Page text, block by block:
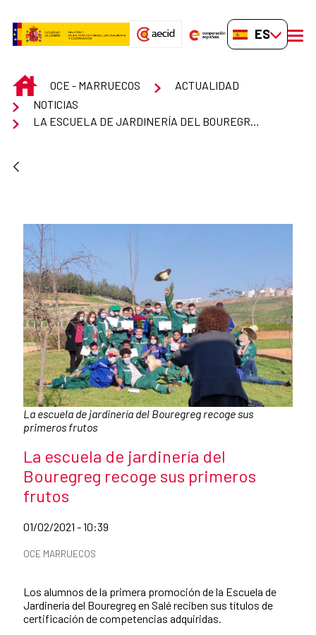
ES-ES
INICIOOCE - MARRUECOS
ACTUALIDAD
NOTICIAS
Pie de foto:
La escuela de jardinería del Bouregreg recoge sus
primeros frutos
Título de la noticia
La escuela de jardinería del
Bouregreg recoge sus primeros
frutos
Fecha de publicación de la noticia
01/02/2021 - 10:39
Categorías de la noticia
OCE MARRUECOS
Los alumnos de la primera promoción de la Escuela de
Jardinería del Bouregreg en Salé reciben sus títulos de
certificación de competencias adquiridas.